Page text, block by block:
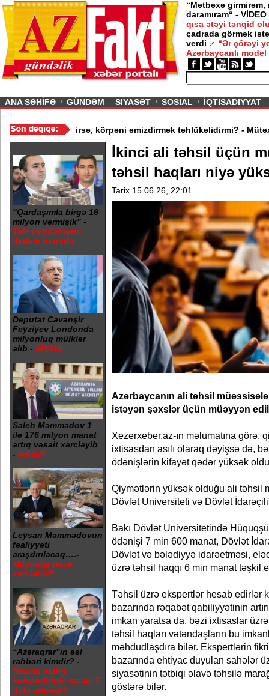
“Mətbəxə girmirəm,
daramıram“ - VİDEO
qısa ətəyi tənqid
çadrada görmək
verdi
“Ər çörəyi
Azərbaycanlı model
- Nigar
ANA SƏHİFƏ GÜNDƏM SIYASƏT SOSIAL İQTISADIYYAT
Kazımova/ Ana xəstədirsə, körpəni əmizdirmək
“Qardaşımla birgə 16
milyon vermişik” -
Tale Heydərovun
ifadəsi oxundu
Deputat Cavanşir
Feyziyev Londonda
milyonluq mülklər
alıb - SİYAHI
Saleh Məmmədov 1
ilə 176 milyon manat
artıq vəsait xərcləyib
- RƏSMİ
Leysan Məmmədovun
fəaliyyəti
araşdırılacaq….-
Milyonlar necə
xərclənir?
“Azəraqrar”ın əsl
rəhbəri kimdir? -
Nazirin sabiq
komandirinin maaşı 7
dəfə artırılıb?
İkinci ali təhsil üçün
təhsil haqları niyə
Tarix 15.06.26, 22:01
Azərbaycanın ali təhsil
istəyən şəxslər üçün müəyyən
Xezerxeber.az-ın məlumatına görə,
ixtisasdan asılı olaraq dəyişsə də,
ödənişlərin kifayət qədər yüksək
Qiymətlərin yüksək olduğu ali təhsil
Dövlət Universiteti və Dövlət
Bakı Dövlət Universitetində
ödənişi 7 min 600 manat, Dövlət
Dövlət və bələdiyyə idarəetməsi,
üzrə təhsil haqqı 6 min manat təşkil
Təhsil üzrə ekspertlər hesab edirlər
bazarında rəqabət qabiliyyətinin
imkan yaratsa da, bəzi ixtisaslar
təhsil haqları vətəndaşların bu
məhdudlaşdıra bilər. Ekspertlərin
bazarında ehtiyac duyulan sahələr
siyasətinin tətbiqi əlavə təhsilə
göstərə bilər.